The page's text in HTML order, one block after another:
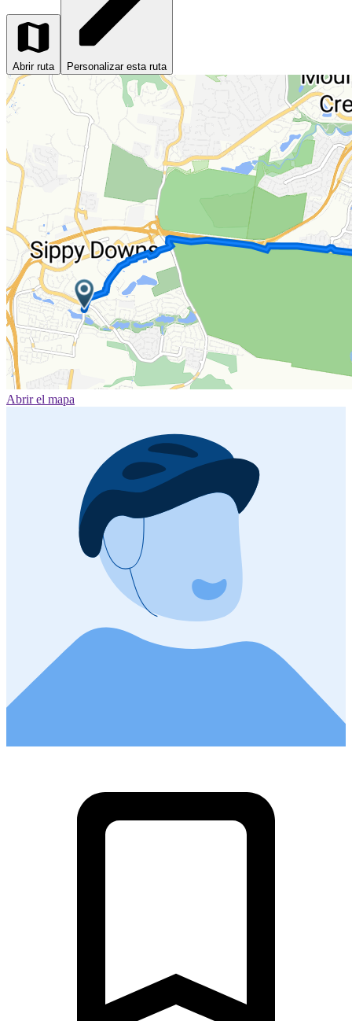
Abrir ruta Personalizar esta ruta
Abrir el mapa